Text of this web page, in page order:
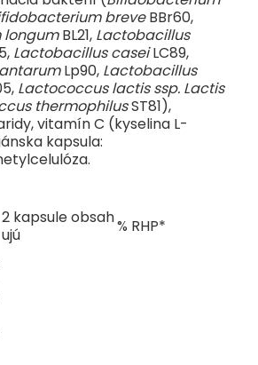
všímaví a úprimne milujúci ľudia,
tu a teraz. Pretože šťastné detstvo sa
breveBBr60,
longumBL21, Lactobacillus
Lactobacillus caseiLC89,
Lp90, Lactobacillus
Lactococcus lactis ssp. Lactis
thermophilusST81),
vitamín C (kyselina L-
kapsula:
2 kapsule obsah
ujú
% RHP*